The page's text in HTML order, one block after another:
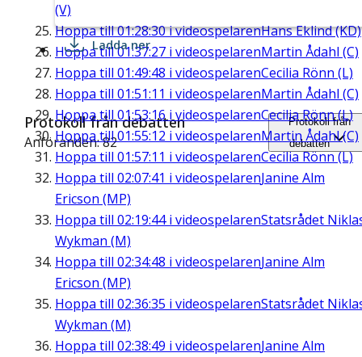
(V)
Hoppa till01:28:30i videospelarenHans Eklind (KD)
Hoppa till01:37:27 i videospelarenMartin Ådahl (C)
Hoppa till 01:49:48 i videospelarenCecilia Rönn (L)
Hoppa till 01:51:11 i videospelarenMartin Ådahl (C)
Hoppa till 01:53:16 i videospelarenCecilia Rönn (L)
Hoppa till01:55:12 i videospelarenMartin Ådahl (C)
Hoppa till 01:57:11 i videospelarenCecilia Rönn (L)
Hoppa till 02:07:41 i videospelarenJanine Alm
Ericson (MP)
Hoppa till 02:19:44i videospelarenStatsrådet
Wykman (M)
Hoppa till 02:34:48 i videospelarenJanine Alm
Ericson (MP)
Hoppa till 02:36:35 i videospelarenStatsrådet
Wykman (M)
Hoppa till 02:38:49 i videospelarenJanine Alm
Ladda ner
Protokoll från debatten
Anföranden: 82
Protokoll från
debatten